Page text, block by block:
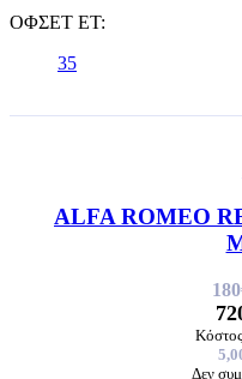
ΟΦΣΕΤ ET:
35
ALFA ROMEO
Δεν